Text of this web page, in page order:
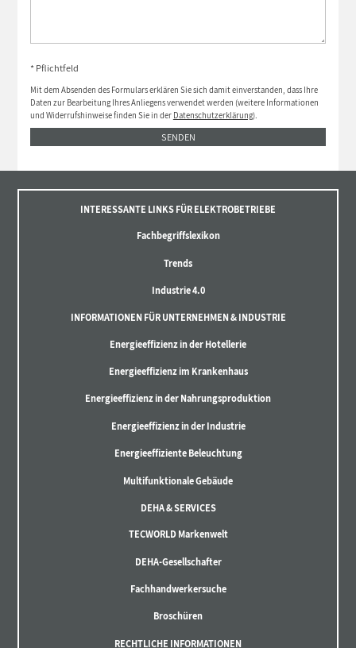
* Pflichtfeld
Mit dem Absenden des Formulars erklären Sie sich damit einverstanden, dass Ihre
Daten zur Bearbeitung Ihres Anliegens verwendet werden (weitere Informationen
und Widerrufshinweise finden Sie in der Datenschutzerklärung).
SENDEN
INTERESSANTE LINKS FÜR ELEKTROBETRIEBE
Fachbegriffslexikon
Trends
Industrie 4.0
INFORMATIONEN FÜR UNTERNEHMEN & INDUSTRIE
Energieeffizienz in der Hotellerie
Energieeffizienz im Krankenhaus
Energieeffizienz in der Nahrungsproduktion
Energieeffizienz in der Industrie
Energieeffiziente Beleuchtung
Multifunktionale Gebäude
DEHA & SERVICES
TECWORLD Markenwelt
DEHA-Gesellschafter
Fachhandwerkersuche
Broschüren
RECHTLICHE INFORMATIONEN